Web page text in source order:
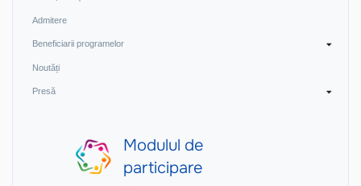
Admitere
Beneficiarii programelor
Noutăți
Presă